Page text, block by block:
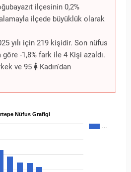
ilçesinin 0,2%
ilçede büyüklük olarak
yılı için 219 kişidir. Son nüfus
göre -1,8% fark ile 4 Kişi azaldı.
ve 95
Kadın'dan
Nüfus Grafigi